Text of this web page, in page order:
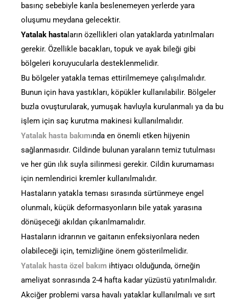
basınç sebebiyle kanla beslenemeyen yerlerde yara
oluşumu meydana gelecektir.
Yatalak hasta ların özellikleri olan yataklarda yatırılmaları
gerekir. Özellikle bacakları, topuk ve ayak bileği gibi
bölgeleri koruyucularla desteklenmelidir.
Bu bölgeler yatakla temas ettirilmemeye çalışılmalıdır.
Bunun için hava yastıkları, köpükler kullanılabilir. Bölgeler
buzla ovuşturularak, yumuşak havluyla kurulanmalı ya da bu
işlem için saç kurutma makinesi kullanılmalıdır.
Yatalak hasta bakımında en önemli etken hijyenin
sağlanmasıdır. Cildinde bulunan yaraların temiz tutulması
ve her gün ılık suyla silinmesi gerekir. Cildin kurumaması
için nemlendirici kremler kullanılmalıdır.
Hastaların yatakla teması sırasında sürtünmeye engel
olunmalı, küçük deformasyonların bile yatak yarasına
dönüşeceği akıldan çıkarılmamalıdır.
Hastaların idrarının ve gaitanın enfeksiyonlara neden
olabileceği için, temizliğine önem gösterilmelidir.
Yatalak hasta özel bakım ihtiyacı olduğunda, örneğin
ameliyat sonrasında 2-4 hafta kadar yüzüstü yatırılmalıdır.
Akciğer problemi varsa havalı yataklar kullanılmalı ve sırt